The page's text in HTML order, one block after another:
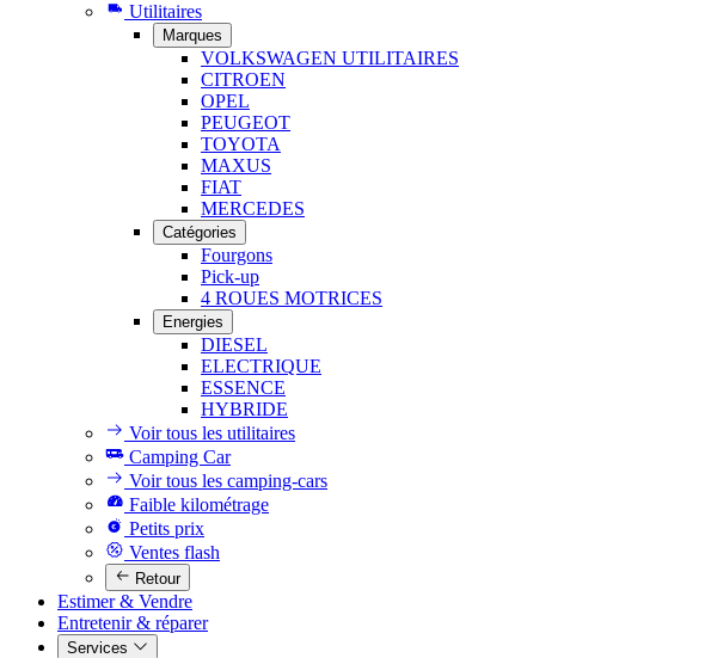
Utilitaires
Marques
VOLKSWAGEN UTILITAIRES
CITROEN
OPEL
PEUGEOT
TOYOTA
MAXUS
FIAT
MERCEDES
Catégories
Fourgons
Pick-up
4 ROUES MOTRICES
Energies
DIESEL
ELECTRIQUE
ESSENCE
HYBRIDE
Voir tous les utilitaires
Camping Car
Voir tous les camping-cars
Faible kilométrage
Petits prix
Ventes flash
Retour
Estimer & Vendre
Entretenir & réparer
Services